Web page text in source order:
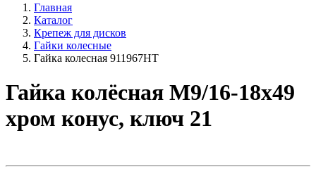
Главная
Каталог
Крепеж для дисков
Гайки колесные
Гайка колесная 911967HT
Гайка колёсная М9/16-18x49
хром конус, ключ 21